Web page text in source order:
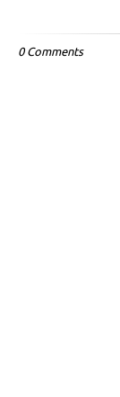
0 Comments